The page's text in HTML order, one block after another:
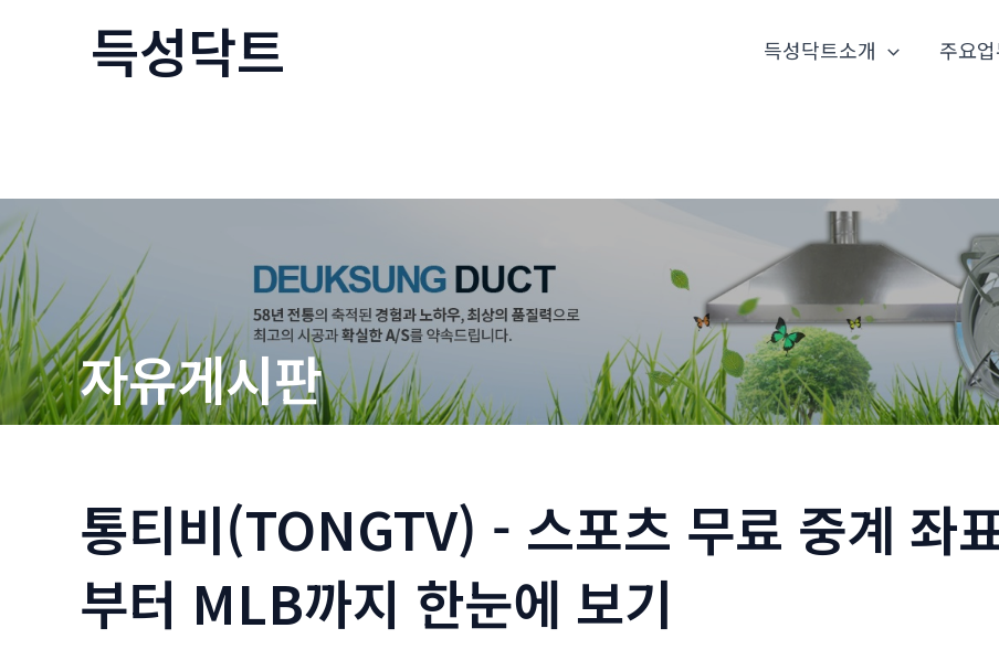
뛰
기
득성닥트 득성닥트소개 주요
자유게시판
통티비(TONGTV) - 스포츠 무료 중계 좌
부터 MLB까지 한눈에 보기